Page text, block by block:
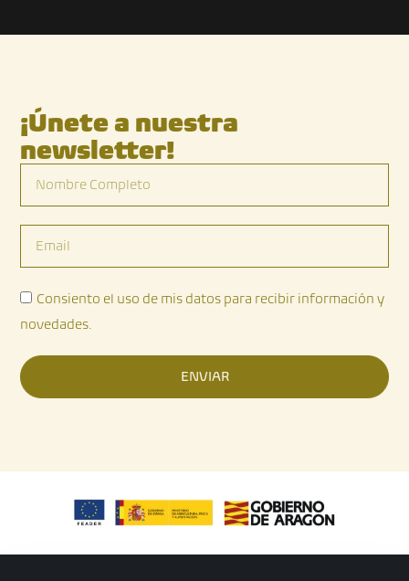
¡Únete a nuestra
newsletter!
Nombre
Completo
Email
Consiento el uso de mis datos para recibir información y
novedades.
ENVIAR